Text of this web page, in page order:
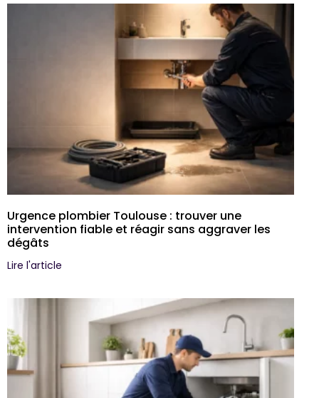
Urgence plombier Toulouse : trouver une
intervention fiable et réagir sans aggraver les
dégâts
Lire l'article